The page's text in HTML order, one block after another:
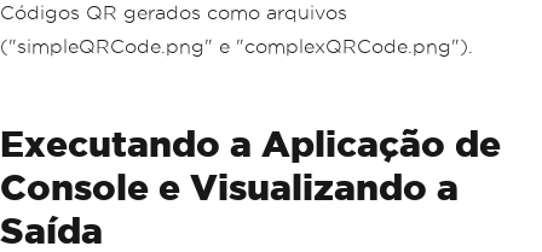
Códigos QR gerados como arquivos
("simpleQRCode.png" e "complexQRCode.png").
Executando a Aplicação de
Console e Visualizando a
Saída